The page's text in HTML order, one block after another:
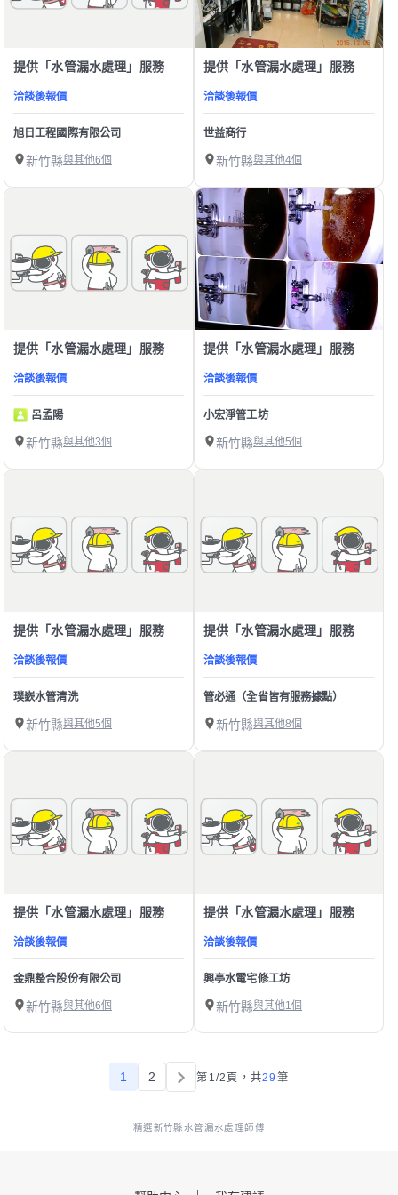
提供「水管漏水處理」服務
洽談後報價
旭日工程國際有限公司
新竹縣與其他6個
提供「水管漏水處理」服務
洽談後報價
世益商行
新竹縣與其他4個
提供「水管漏水處理」服務
洽談後報價
呂孟陽
新竹縣與其他3個
提供「水管漏水處理」服務
洽談後報價
小宏淨管工坊
新竹縣與其他5個
提供「水管漏水處理」服務
洽談後報價
璞嶔水管清洗
新竹縣與其他5個
提供「水管漏水處理」服務
洽談後報價
管必通（全省皆有服務據點）
新竹縣與其他8個
提供「水管漏水處理」服務
洽談後報價
金鼎整合股份有限公司
新竹縣與其他6個
提供「水管漏水處理」服務
洽談後報價
興亭水電宅修工坊
新竹縣與其他1個
1 2 第1/2頁， 共29 筆
精選新竹縣水管漏水處理師傅